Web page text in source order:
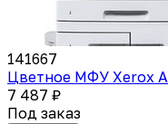
141667
Цветное МФУ Xerox
7 487 ₽
Под заказ